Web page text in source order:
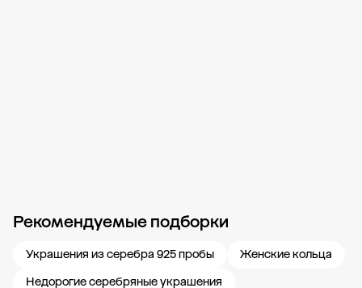
Рекомендуемые подборки
Украшения из серебра 925 пробы
Женские кольца
Недорогие серебряные украшения
Новости компании Журнал ЗОЛОТОЙ Блог